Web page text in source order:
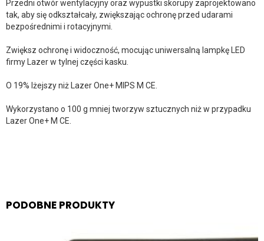
Przedni otwór wentylacyjny oraz wypustki skorupy zaprojektowano
tak, aby się odkształcały, zwiększając ochronę przed udarami
bezpośrednimi i rotacyjnymi.
Zwiększ ochronę i widoczność, mocując uniwersalną lampkę LED
firmy Lazer w tylnej części kasku.
O 19% lżejszy niż Lazer One+ MIPS M CE.
Wykorzystano o 100 g mniej tworzyw sztucznych niż w przypadku
Lazer One+ M CE.
PODOBNE PRODUKTY